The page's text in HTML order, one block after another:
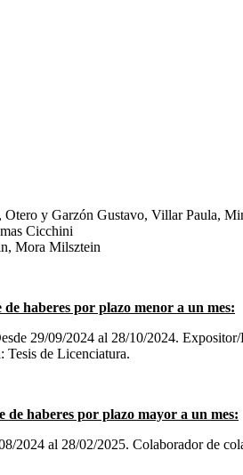
Otero y Garzón Gustavo, Villar Paula,
Cicchini
Mora Milsztein
haberes por plazo menor a un mes:
29/09/2024 al 28/10/2024.
Tesis de Licenciatura.
de haberes por plazo mayor a un mes:
2024 al 28/02/2025. Colaborador de